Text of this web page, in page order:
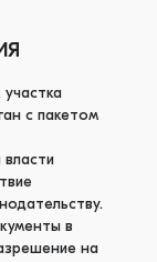
с пакетом
в
на